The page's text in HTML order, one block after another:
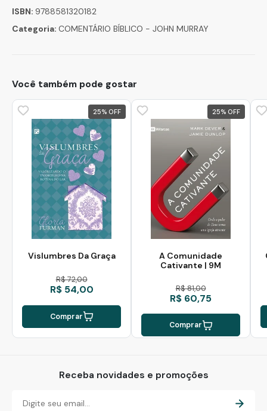
ISBN: 9788581320182
Categoria: COMENTÁRIO BÍBLICO - JOHN MURRAY
Você também pode gostar
25%
Vislumbres Da Graça
R$ 72,00
R$ 54,00
Comprar
25%
A Comunidade
Cativante | 9M
R$ 81,00
R$ 60,75
Comprar
Receba novidades e promoções